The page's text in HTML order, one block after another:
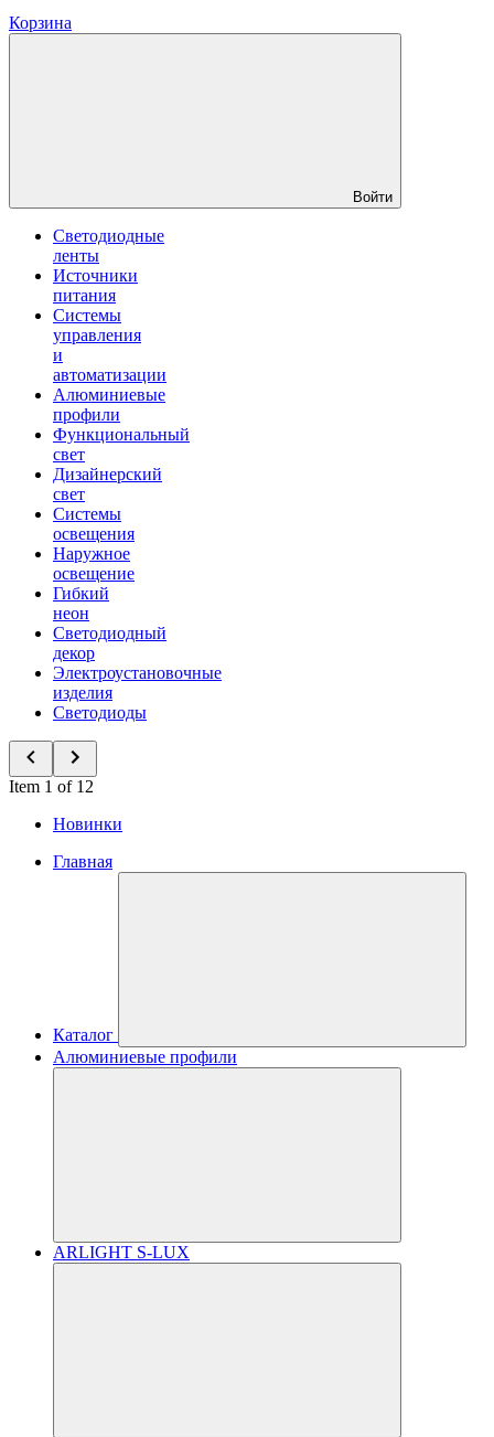
Корзина
Войти
Светодиодные
ленты
Источники
питания
Системы
управления
и
автоматизации
Алюминиевые
профили
Функциональный
свет
Дизайнерский
свет
Системы
освещения
Наружное
освещение
Гибкий
неон
Светодиодный
декор
Электроустановочные
изделия
Светодиоды
Item 1 of 12
Новинки
Главная
Каталог
Алюминиевые профили
ARLIGHT S-LUX